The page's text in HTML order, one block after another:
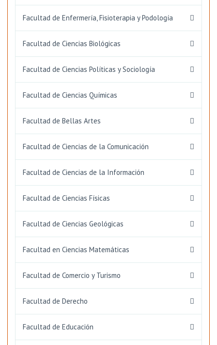
Facultad de Enfermería, Fisioterapia y Podología
Facultad de Ciencias Biológicas
Facultad de Ciencias Políticas y Sociología
Facultad de Ciencias Químicas
Facultad de Bellas Artes
Facultad de Ciencias de la Comunicación
Facultad de Ciencias de la Información
Facultad de Ciencias Físicas
Facultad de Ciencias Geológicas
Facultad en Ciencias Matemáticas
Facultad de Comercio y Turismo
Facultad de Derecho
Facultad de Educación